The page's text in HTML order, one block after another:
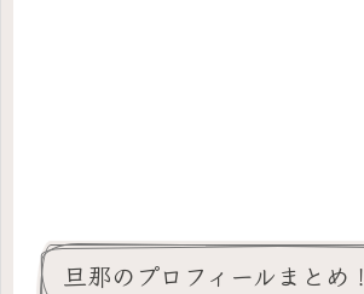
旦那のプロフィールまとめ！